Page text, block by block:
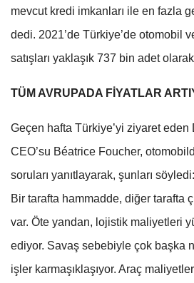
mevcut kredi imkanları ile en fazla
dedi. 2021’de Türkiye’de otomobil
satışları yaklaşık 737 bin adet
TÜM AVRUPADA FİYATLAR
Geçen hafta Türkiye’yi ziyaret
CEO’su Béatrice Foucher,
soruları yanıtlayarak, şunları
Bir tarafta hammadde, diğer tarafta
var. Öte yandan, lojistik maliyetleri
ediyor. Savaş sebebiyle çok başka
işler karmaşıklaşıyor. Araç